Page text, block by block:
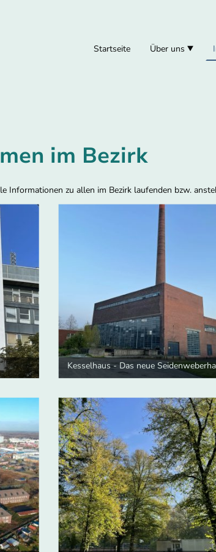
Startseite Über uns
im Bezirk
Informationen zu allen im Bezirk laufenden bzw.